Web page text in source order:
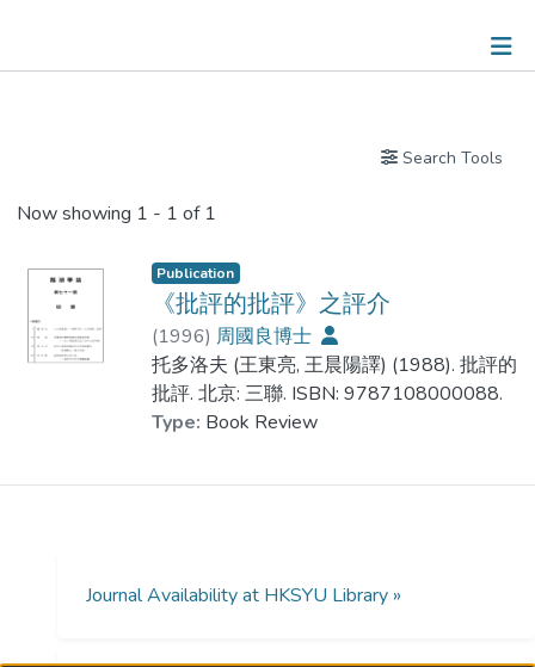
Search Tools
Now showing 1 - 1 of 1
Publication
《批評的批評》之評介
(1996) 周國良博士
托多洛夫 (王東亮, 王晨陽譯) (1988). 批評的
批評. 北京: 三聯. ISBN: 9787108000088.
Type: Book Review
Journal Availability at HKSYU Library »